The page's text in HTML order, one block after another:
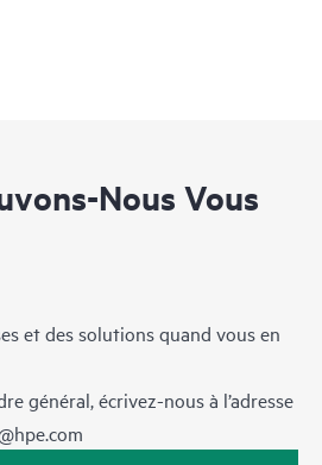
Nous Vous
et des solutions quand vous en
général, écrivez-nous à l’adresse